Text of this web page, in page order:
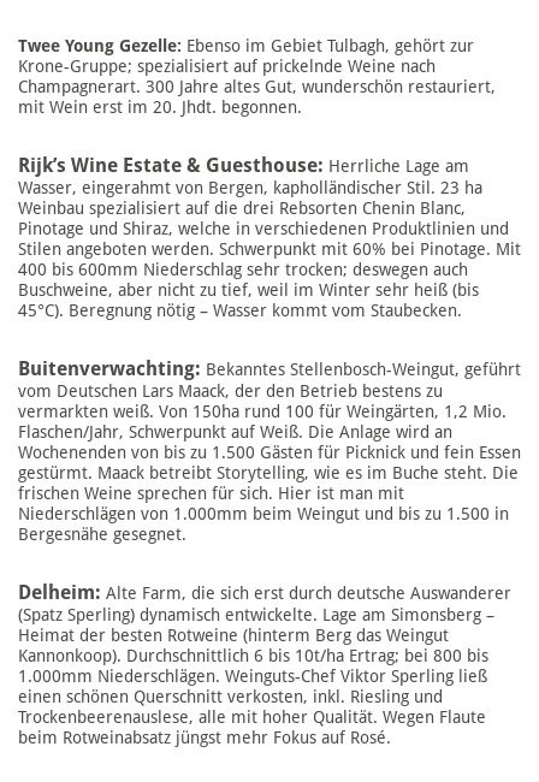
Twee Young Gezelle: Ebenso im Gebiet Tulbagh, gehört zur
Krone-Gruppe; spezialisiert auf prickelnde Weine nach
Champagnerart. 300 Jahre altes Gut, wunderschön restauriert,
mit Wein erst im 20. Jhdt. begonnen.
Rijk’s Wine Estate & Guesthouse: Herrliche Lage am
Wasser, eingerahmt von Bergen, kapholländischer Stil. 23 ha
Weinbau spezialisiert auf die drei Rebsorten Chenin Blanc,
Pinotage und Shiraz, welche in verschiedenen Produktlinien und
Stilen angeboten werden. Schwerpunkt mit 60% bei Pinotage. Mit
400 bis 600mm Niederschlag sehr trocken; deswegen auch
Buschweine, aber nicht zu tief, weil im Winter sehr heiß (bis
45°C). Beregnung nötig – Wasser kommt vom Staubecken.
Buitenverwachting: Bekanntes Stellenbosch-Weingut, geführt
vom Deutschen Lars Maack, der den Betrieb bestens zu
vermarkten weiß. Von 150ha rund 100 für Weingärten, 1,2 Mio.
Flaschen/Jahr, Schwerpunkt auf Weiß. Die Anlage wird an
Wochenenden von bis zu 1.500 Gästen für Picknick und fein Essen
gestürmt. Maack betreibt Storytelling, wie es im Buche steht. Die
frischen Weine sprechen für sich. Hier ist man mit
Niederschlägen von 1.000mm beim Weingut und bis zu 1.500 in
Bergesnähe gesegnet.
Delheim: Alte Farm, die sich erst durch deutsche Auswanderer
(Spatz Sperling) dynamisch entwickelte. Lage am Simonsberg –
Heimat der besten Rotweine (hinterm Berg das Weingut
Kannonkoop). Durchschnittlich 6 bis 10t/ha Ertrag; bei 800 bis
1.000mm Niederschlägen. Weinguts-Chef Viktor Sperling ließ
einen schönen Querschnitt verkosten, inkl. Riesling und
Trockenbeerenauslese, alle mit hoher Qualität. Wegen Flaute
beim Rotweinabsatz jüngst mehr Fokus auf Rosé.